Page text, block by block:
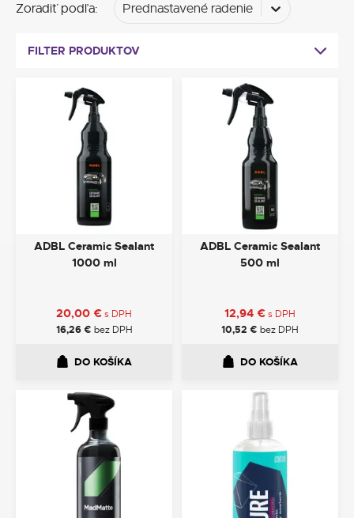
Zoradiť podľa: Prednastavené radenie
FILTER PRODUKTOV
ADBL Ceramic Sealant
1000 ml
20,00 €s DPH
16,26€ bez DPH
DO KOŠÍKA
ADBL Ceramic Sealant
500 ml
12,94 €s DPH
10,52 € bez DPH
DO KOŠÍKA